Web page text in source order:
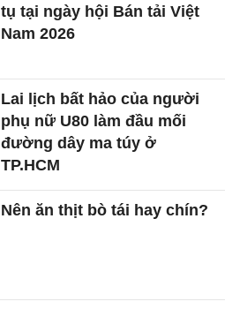
tụ tại ngày hội Bán tải Việt
Nam 2026
Lai lịch bất hảo của người
phụ nữ U80 làm đầu mối
đường dây ma túy ở
TP.HCM
Nên ăn thịt bò tái hay chín?